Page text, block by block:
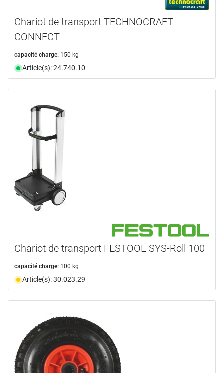
Chariot de transport TECHNOCRAFT
CONNECT
capacité charge: 150 kg
Article(s): 24.740.10
Chariot de transport FESTOOL SYS-Roll 100
capacité charge: 100 kg
Article(s): 30.023.29